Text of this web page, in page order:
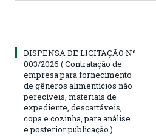
DISPENSA DE LICITAÇÃO Nº
003/2026 ( Contratação de
empresa para fornecimento
de gêneros alimentícios não
perecíveis, materiais de
expediente, descartáveis,
copa e cozinha, para análise
e posterior publicação.)